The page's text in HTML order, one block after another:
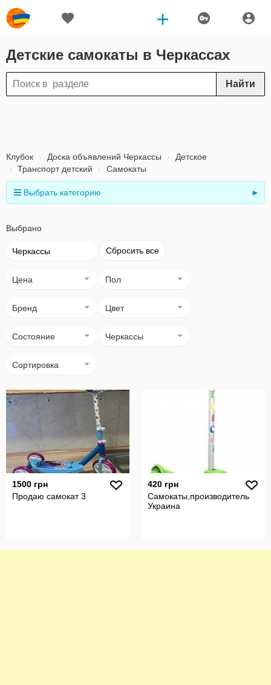
Детские самокаты в Черкассах
Найти
Клубок Доска объявлений Черкассы
Детское
Транспорт детский
Самокаты
Выбрать категорию ►
Выбрано
Черкассы Сбросить все
Цена Пол
Бренд Цвет
Состояние Черкассы
Сортировка
1500 грн
Продаю самокат 3
420 грн
Самокаты,производитель
Украина